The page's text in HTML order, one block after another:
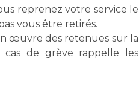
reprenez votre service le
vous être retirés.
œuvre des retenues sur la
cas de grève rappelle les